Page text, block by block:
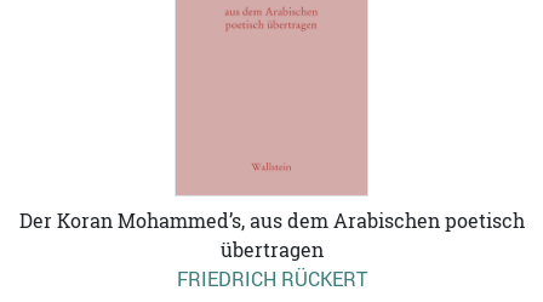
Der Koran Mohammed’s, aus dem Arabischen poetisch
übertragen
FRIEDRICH RÜCKERT